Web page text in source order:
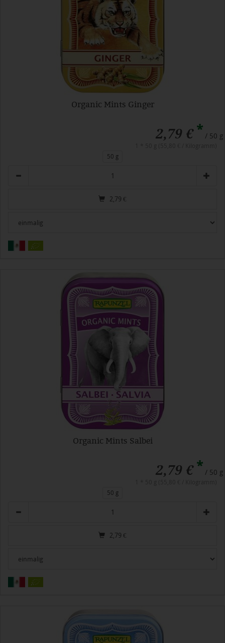
Organic Mints Ginger
2,79 €* / 50 g
50 g
2,79 €
Organic Mints Salbei
2,79 €* / 50 g
50 g
2,79 €